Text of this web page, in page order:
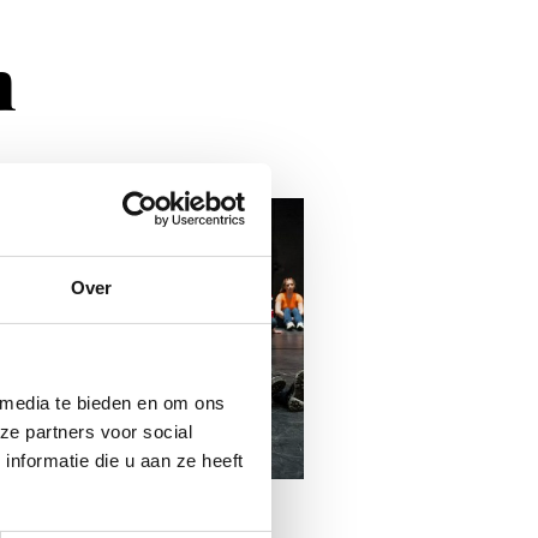
Over
te bieden en om ons
partners voor social
die u aan ze heeft